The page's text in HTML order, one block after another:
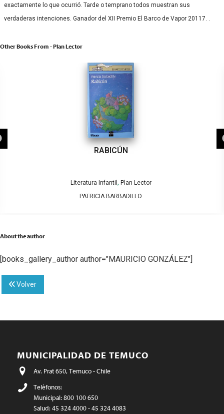
exactamente lo que ocurrió. Tarde o temprano todos muestran sus
verdaderas intenciones. Ganador del XII Premio El Barco de Vapor 20117. .
Other Books From - Plan Lector
RABICÚN
Literatura Infantil , Plan Lector
PATRICIA BARBADILLO
About the author
[books_gallery_author author="MAURICIO GONZÁLEZ"]
Volver
MUNICIPALIDAD DE TEMUCO
Av. Prat 650, Temuco - Chile
Teléfonos:
Municipal: 800 100 650
Salud: 45 324 4000 - 45 324 4083